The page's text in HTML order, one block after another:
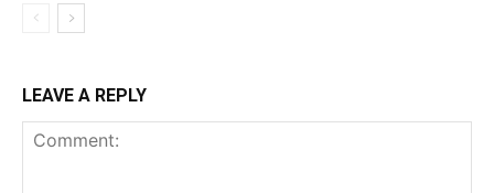
LEAVE A REPLY